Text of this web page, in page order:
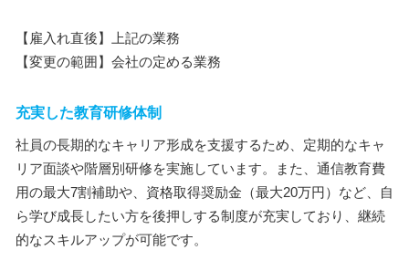
【雇入れ直後】上記の業務
【変更の範囲】会社の定める業務
充実した教育研修体制
社員の長期的なキャリア形成を支援するため、定期的なキャ
リア面談や階層別研修を実施しています。また、通信教育費
用の最大7割補助や、資格取得奨励金（最大20万円）など、自
ら学び成長したい方を後押しする制度が充実しており、継続
的なスキルアップが可能です。